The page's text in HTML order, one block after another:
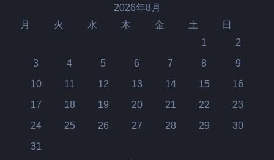
2026年8月
月 火 水 木 金 土 日
1
2
3
4 5 6 7 8
9
10
11 12 13 14 15
16
17
18 19 20 21 22
23
24
25 26 27 28 29
30
31